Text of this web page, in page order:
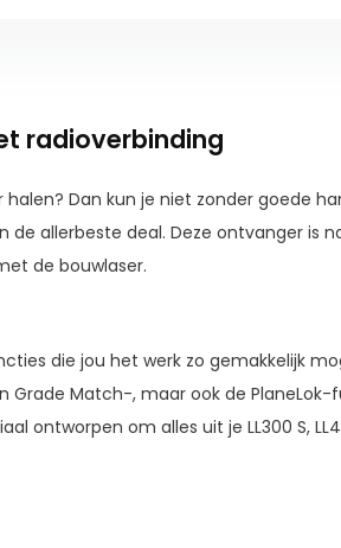
radioverbinding
Dan kun je niet zonder goede
de allerbeste deal. Deze ontvanger is
de bouwlaser.
die jou het werk zo gemakkelijk
Match-, maar ook de PlaneLok-
ontworpen om alles uit je LL300 S,